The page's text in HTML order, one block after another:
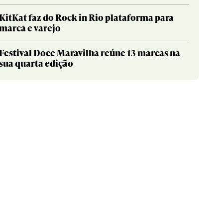
faz do Rock in Rio plataforma para
e varejo
Doce Maravilha reúne 13 marcas na
quarta edição